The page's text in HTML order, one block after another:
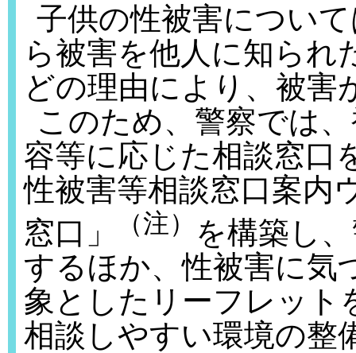
子供の性被害につい
ら被害を他人に知られ
どの理由により、被害
このため、警察では
容等に応じた相談窓口
性被害等相談窓口案内
窓口」
（注）
を構築し
するほか、性被害に気
象としたリーフレット
相談しやすい環境の整